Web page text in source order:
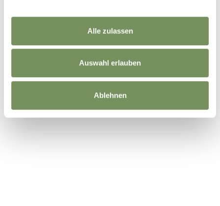
Alle zulassen
Auswahl erlauben
Ablehnen